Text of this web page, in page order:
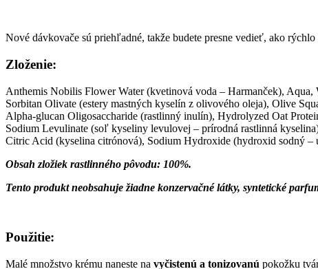
Nové dávkovače sú priehľadné, takže budete presne vedieť, ako
Zloženie:
Anthemis Nobilis Flower Water (kvetinová voda – Harmanček),
Sorbitan Olivate (estery mastných kyselín z olivového oleja), Olive
Alpha-glucan Oligosaccharide (rastlinný inulín), Hydrolyzed Oat
Sodium Levulinate (soľ kyseliny levulovej – prírodná rastlinná
Citric Acid (kyselina citrónová), Sodium Hydroxide (hydroxid sodný –
Obsah zložiek rastlinného pôvodu: 100%.
Tento produkt neobsahuje žiadne konzervačné látky, syntetické
Použitie:
Malé množstvo krému naneste na vyčistenú a tonizovanú pokožku